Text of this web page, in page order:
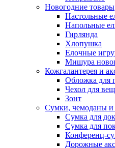
Новогодние товары
Настольные
Напольные
Гирлянда
Хлопушка
Елочные
Мишура
Кожгалантерея и
Обложка для
Чехол для
Зонт
Сумки, чемоданы и
Сумка для
Сумка для
Конференц-
Дорожные